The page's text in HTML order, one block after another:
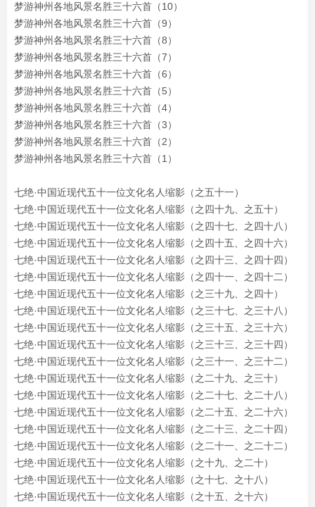
梦游神州各地风景名胜三十六首（10）
梦游神州各地风景名胜三十六首（9）
梦游神州各地风景名胜三十六首（8）
梦游神州各地风景名胜三十六首（7）
梦游神州各地风景名胜三十六首（6）
梦游神州各地风景名胜三十六首（5）
梦游神州各地风景名胜三十六首（4）
梦游神州各地风景名胜三十六首（3）
梦游神州各地风景名胜三十六首（2）
梦游神州各地风景名胜三十六首（1）
七绝·中国近现代五十一位文化名人缩影（之五十一）
七绝·中国近现代五十一位文化名人缩影（之四十九、之五十）
七绝·中国近现代五十一位文化名人缩影（之四十七、之四十八）
七绝·中国近现代五十一位文化名人缩影（之四十五、之四十六）
七绝·中国近现代五十一位文化名人缩影（之四十三、之四十四）
七绝·中国近现代五十一位文化名人缩影（之四十一、之四十二）
七绝·中国近现代五十一位文化名人缩影（之三十九、之四十）
七绝·中国近现代五十一位文化名人缩影（之三十七、之三十八）
七绝·中国近现代五十一位文化名人缩影（之三十五、之三十六）
七绝·中国近现代五十一位文化名人缩影（之三十三、之三十四）
七绝·中国近现代五十一位文化名人缩影（之三十一、之三十二）
七绝·中国近现代五十一位文化名人缩影（之二十九、之三十）
七绝·中国近现代五十一位文化名人缩影（之二十七、之二十八）
七绝·中国近现代五十一位文化名人缩影（之二十五、之二十六）
七绝·中国近现代五十一位文化名人缩影（之二十三、之二十四）
七绝·中国近现代五十一位文化名人缩影（之二十一、之二十二）
七绝·中国近现代五十一位文化名人缩影（之十九、之二十）
七绝·中国近现代五十一位文化名人缩影（之十七、之十八）
七绝·中国近现代五十一位文化名人缩影（之十五、之十六）